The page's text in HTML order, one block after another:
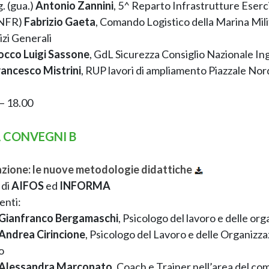
(gua.)Antonio Zannini, 5^ Reparto Infrastrutture
Fabrizio Gaeta, Comando Logistico della Marina
Generali
Luigi Sassone, GdL Sicurezza Consiglio Nazionale
Mistrini, RUP lavori di ampliamento Piazzale
18.00
CONVEGNI B
le nuove metodologie didattiche
AIFOSed INFORMA
Bergamaschi, Psicologo del lavoro e delle
Cirincione, Psicologo del Lavoro e delle